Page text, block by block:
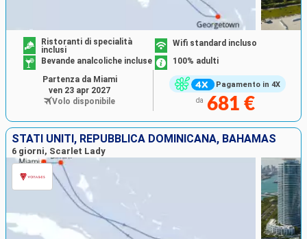
Pagamento in 4X
Ristoranti di specialità
inclusi
Wifi standard incluso
Bevande analcoliche incluse
100% adulti
da 681 €
Partenza da Miami
ven 23 apr 2027
Volo disponibile
STATI UNITI, REPUBBLICA DOMINICANA, BAHAMAS
6 giorni, Scarlet Lady